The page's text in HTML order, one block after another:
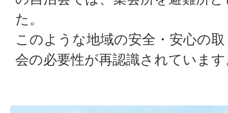
た。
このような地域の安全・安心の
会の必要性が再認識されていま